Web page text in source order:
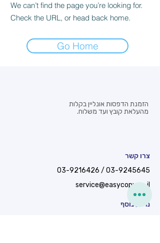
We can’t find the page you’re looking for.
Check the URL, or head back home.
Go Home
הזמנת הדפסות אונליין בקלות
מהעלאת קובץ ועד משלוח.
צרו קשר
03-9245645
/
03-9216426
service@easycopy.co.il
מידע נוסף